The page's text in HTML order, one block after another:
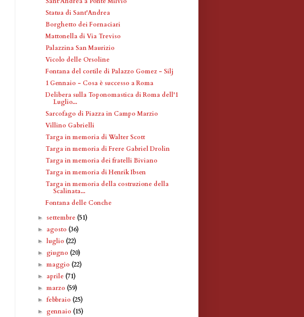
Statua di Sant'Andrea
Borghetto dei Fornaciari
Mattonella di Via Treviso
Palazzina San Maurizio
Vicolo delle Orsoline
Fontana del cortile di Palazzo Gomez - Silj
1 Gennaio - Cosa è successo a Roma
Delibera sulla Toponomastica di Roma dell'1
Luglio...
Sarcofago di Piazza in Campo Marzio
Villino Gabrielli
Targa in memoria di Walter Scott
Targa in memoria di Frere Gabriel Drolin
Targa in memoria dei fratelli Biviano
Targa in memoria di Henrik Ibsen
Targa in memoria della costruzione della
Scalinata...
Fontana delle Conche
► settembre (51)
► agosto (36)
►luglio (22)
► giugno (20)
►maggio (22)
► aprile (71)
►marzo (59)
►febbraio (25)
► gennaio (15)